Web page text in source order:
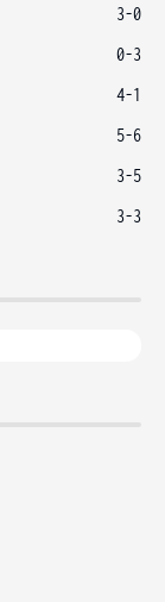
3-0
0-3
4-1
5-6
3-5
3-3